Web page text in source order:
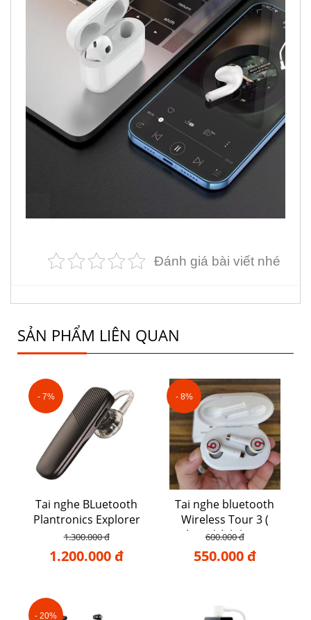
Đánh giá bài viết nhé
SẢN PHẨM LIÊN QUAN
- 7%
Tai nghe BLuetooth
Plantronics Explorer
500
1.300.000 đ
1.200.000 đ
- 8%
Tai nghe bluetooth
Wireless Tour 3 (
Hàng chính hãng )
600.000 đ
550.000 đ
- 20%